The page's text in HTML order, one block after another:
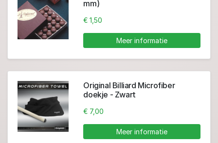
mm)
€ 1,50
Meer informatie
Original Billiard Microfiber
doekje - Zwart
€ 7,00
Meer informatie